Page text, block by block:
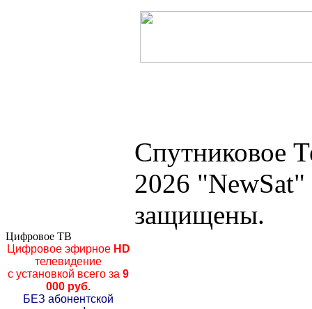
Спутниковое
2026
защищены.
Цифровое ТВ
Цифровое эфирноеHD
телевидение
с установкой всего за 9
000 руб.
БЕЗ абонентской